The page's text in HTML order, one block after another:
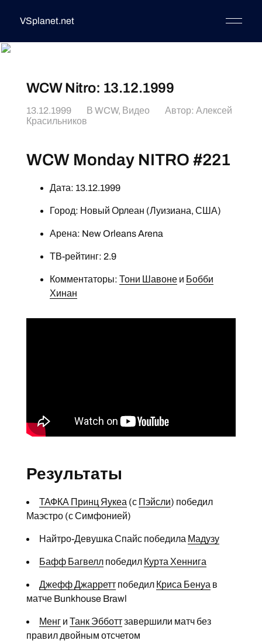
VSplanet.net
WCW Nitro: 13.12.1999
13.12.1999 В WCW, Видео Автор: Алексей
Красильников
WCW Monday NITRO #221
Дата: 13.12.1999
Город: Новый Орлеан (Луизиана, США)
Арена: New Orleans Arena
ТВ-рейтинг: 2.9
Комментаторы: Тони Шавонеи Бобби
Хинан
Результаты
ТАФКА Принц Яукеа (с Пэйсли) победил
Маэстро (с Симфонией)
Найтро-Девушка Спайс победила Мадузу
Бафф Багвеллпобедил Курта Хеннига
Джефф Джарреттпобедил Криса Бенуа в
матче Bunkhouse Brawl
Менги Танк Эбботтзавершили матч без
правил двойным отсчетом